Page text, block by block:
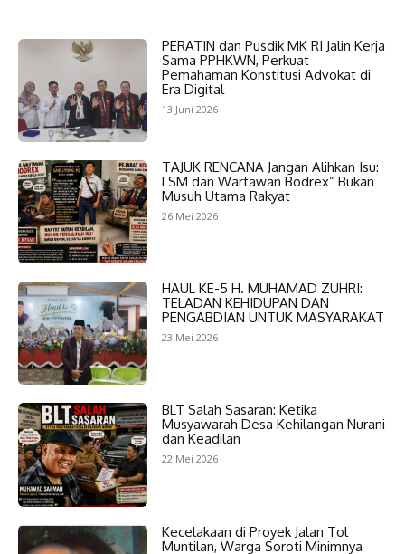
PERATIN dan Pusdik MK RI Jalin Kerja
Sama PPHKWN, Perkuat
Pemahaman Konstitusi Advokat di
Era Digital
13 Juni 2026
TAJUK RENCANA Jangan Alihkan Isu:
LSM dan Wartawan Bodrex” Bukan
Musuh Utama Rakyat
26 Mei 2026
HAUL KE-5 H. MUHAMAD ZUHRI:
TELADAN KEHIDUPAN DAN
PENGABDIAN UNTUK MASYARAKAT
23 Mei 2026
BLT Salah Sasaran: Ketika
Musyawarah Desa Kehilangan Nurani
dan Keadilan
22 Mei 2026
Kecelakaan di Proyek Jalan Tol
Muntilan, Warga Soroti Minimnya